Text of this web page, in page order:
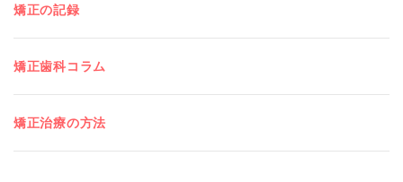
矯正の記録
矯正歯科コラム
矯正治療の方法